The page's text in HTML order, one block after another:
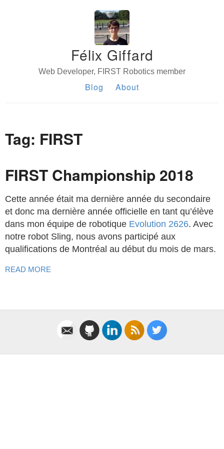
Félix Giffard
Web Developer, FIRST Robotics member
Blog About
Tag: FIRST
FIRST Championship 2018
Cette année était ma dernière année du secondaire
et donc ma dernière année officielle en tant qu’élève
dans mon équipe de robotique Evolution 2626. Avec
notre robot Sling, nous avons participé aux
qualifications de Montréal au début du mois de mars.
READ MORE